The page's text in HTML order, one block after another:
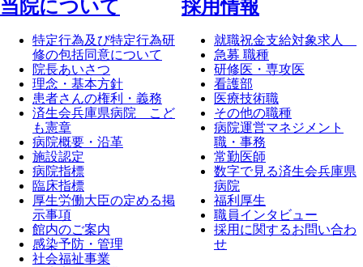
当院について
特定行為及び特定行為研
修の包括同意について
院長あいさつ
理念・基本方針
患者さんの権利・義務
済生会兵庫県病院 こど
も憲章
病院概要・沿革
施設認定
病院指標
臨床指標
厚生労働大臣の定める掲
示事項
館内のご案内
感染予防・管理
社会福祉事業
採⽤情報
就職祝金支給対象求人
急募 職種
研修医・専攻医
看護部
医療技術職
その他の職種
病院運営マネジメント
職・事務
常勤医師
数字で見る済生会兵庫県
病院
福利厚生
職員インタビュー
採用に関するお問い合わ
せ